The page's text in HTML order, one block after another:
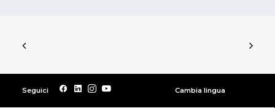
Seguici Cambia lingua